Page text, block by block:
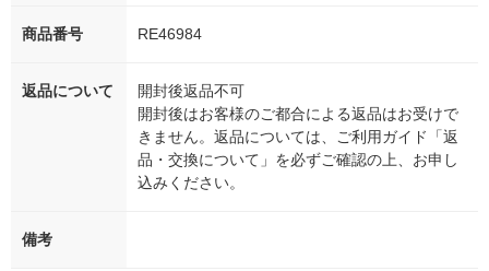
商品番号 RE46984
返品について
開封後返品不可
開封後はお客様のご都合による返品はお受けで
きません。返品については、ご利用ガイド「返
品・交換について」を必ずご確認の上、お申し
込みください。
備考